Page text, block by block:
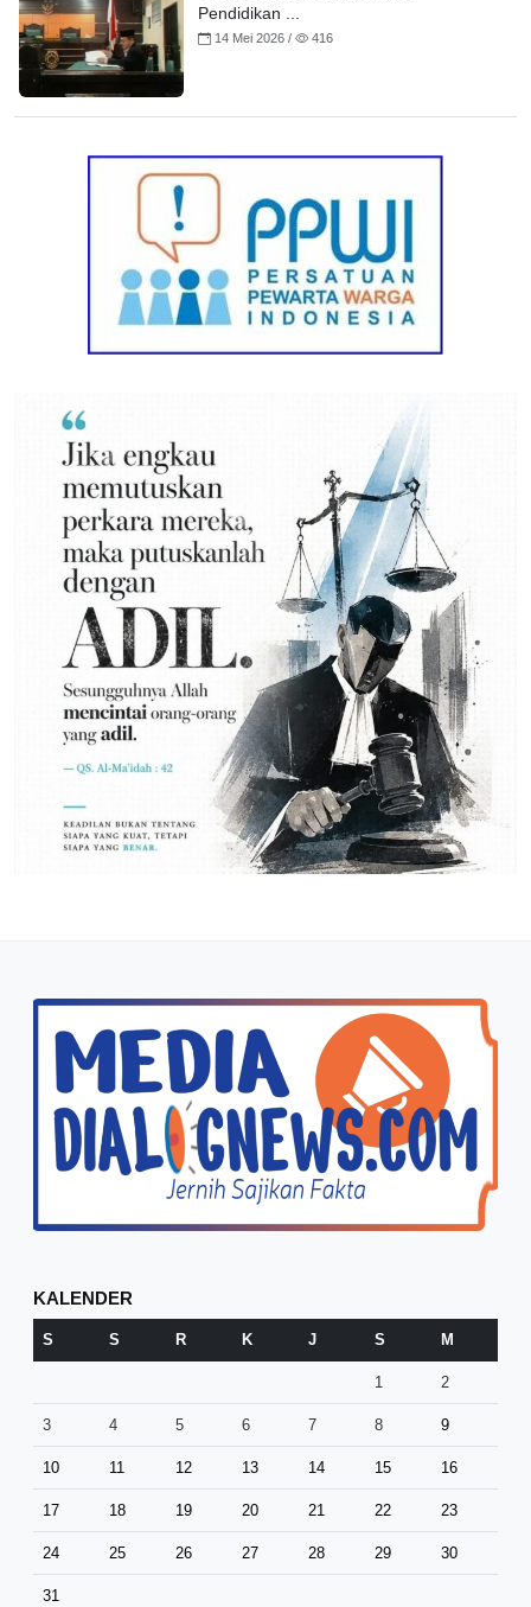
Pendidikan ...
14 Mei 2026 / 416
KALENDER
S S R K J S M
1 2
3 4 5 6 7 8 9
10 11 12 13 14 15 16
17 18 19 20 21 22 23
24 25 26 27 28 29 30
31